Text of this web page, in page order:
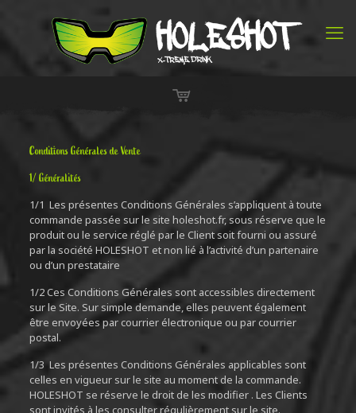
Conditions Générales de Vente
1/ Généralités
1/1 Les présentes Conditions Générales s’appliquent à toute
commande passée sur le site holeshot.fr, sous réserve que le
produit ou le service réglé par le Client soit fourni ou assuré
par la société HOLESHOT et non lié à l’activité d’un partenaire
ou d’un prestataire
1/2 Ces Conditions Générales sont accessibles directement
sur le Site. Sur simple demande, elles peuvent également
être envoyées par courrier électronique ou par courrier
postal.
1/3 Les présentes Conditions Générales applicables sont
celles en vigueur sur le site au moment de la commande.
HOLESHOT se réserve le droit de les modifier . Les Clients
sont invités à les consulter régulièrement sur le site.